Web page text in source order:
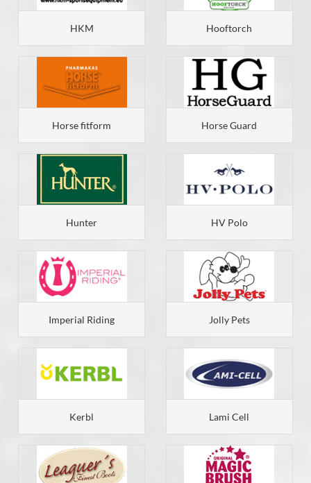
HKM Hooftorch
Horse fitform Horse Guard
Hunter HV Polo
Imperial Riding Jolly Pets
Kerbl Lami Cell